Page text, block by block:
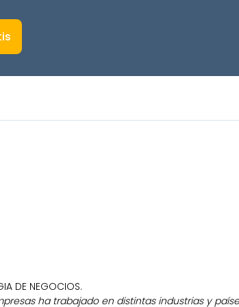
DE NEGOCIOS.
ha trabajado en distintas industrias y